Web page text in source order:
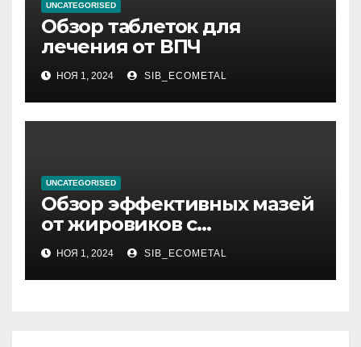
UNCATEGORISED
Обзор таблеток для
лечения от ВПЧ
НОЯ 1, 2024 SIB_ECOMETAL
UNCATEGORISED
Обзор эффективных мазей
от жировиков с
рассасывающим эффектом
НОЯ 1, 2024 SIB_ECOMETAL